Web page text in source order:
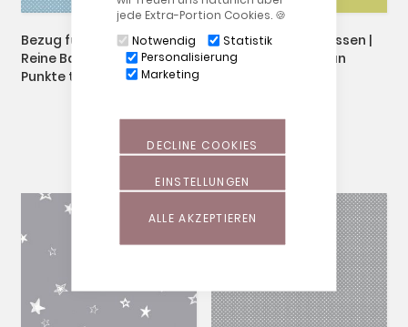
jede Extra-Portion Cookies. 🍪
Notwendig
Statistik
Personalisierung
Marketing
ALLE AKZEPTIEREN
EINSTELLUNGEN
DECLINE COOKIES
Bezug für Nackenkissen |
Jersey | 14 Schilfgrün
Bezug für Nackenkissen |
Reine Baumwolle | 17
Punkte türkis